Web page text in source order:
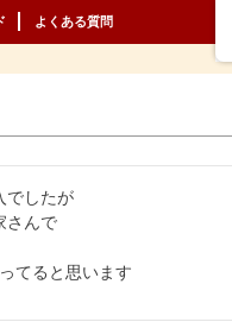
よくある質問
でしたが
さんで
てると思います